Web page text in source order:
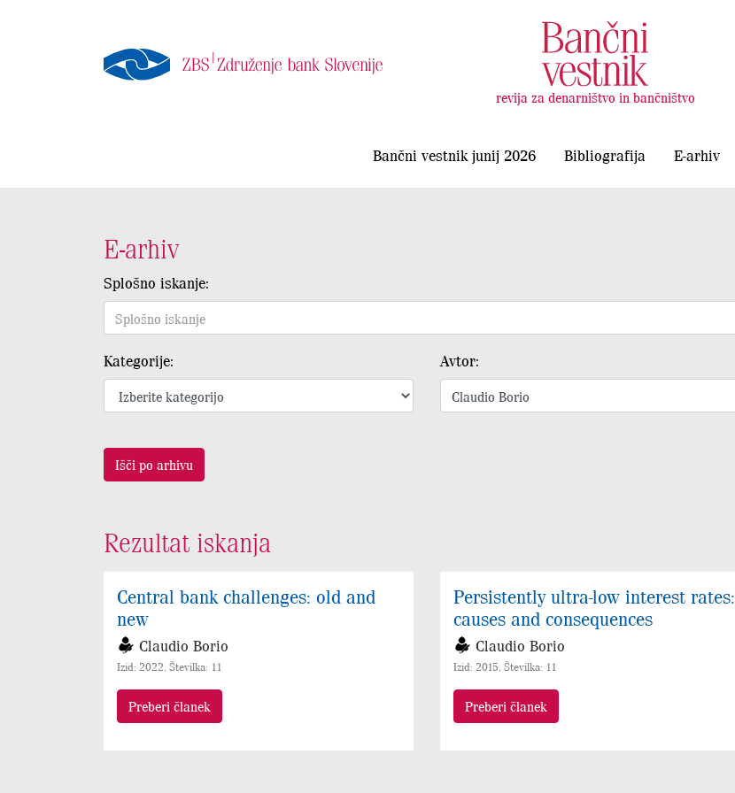
revija za denarništvo in bančništvo
Bančni vestnik junij 2026 Bibliografija E-arhiv
E-arhiv
Splošno iskanje:
Kategorije: Avtor:
Išči po arhivu
Rezultat iskanja
Central bank challenges: old and
new
Claudio Borio
Izid: 2022, Številka: 11
Preberi članek
Persistently ultra-low interest rates:
causes and consequences
Claudio Borio
Izid: 2015, Številka: 11
Preberi članek